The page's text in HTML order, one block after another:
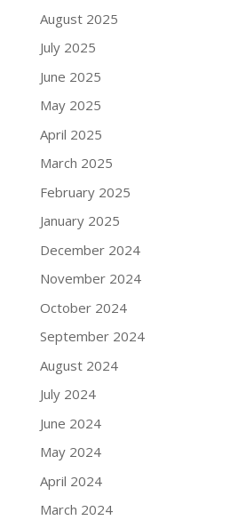
August 2025
July 2025
June 2025
May 2025
April 2025
March 2025
February 2025
January 2025
December 2024
November 2024
October 2024
September 2024
August 2024
July 2024
June 2024
May 2024
April 2024
March 2024